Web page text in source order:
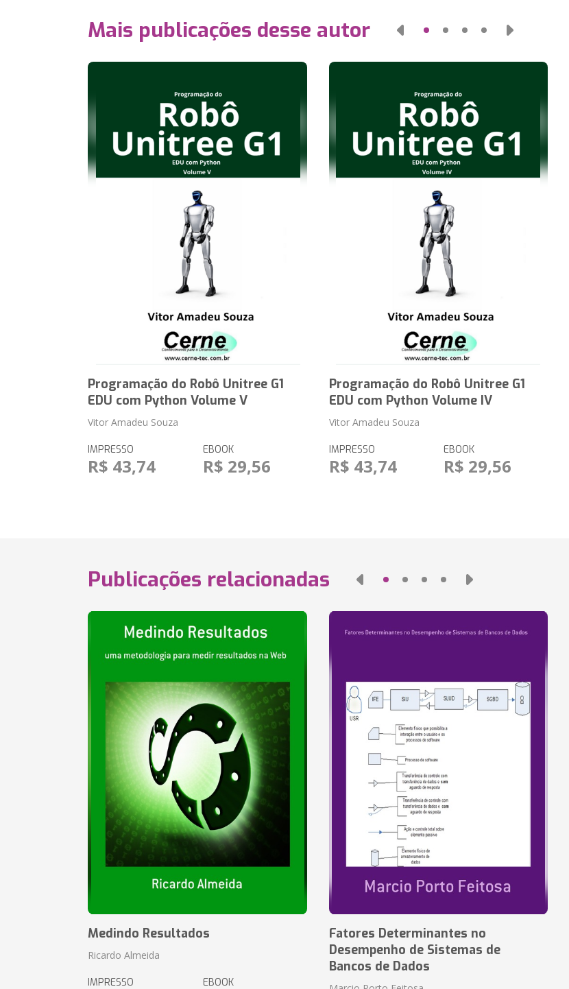
Mais publicações desse autor
Programação do Robô Unitree G1
EDU com Python Volume V
Vitor Amadeu Souza
IMPRESSO
R$ 43,74
EBOOK
R$ 29,56
Programação do Robô Unitree G1
EDU com Python Volume IV
Vitor Amadeu Souza
IMPRESSO
R$ 43,74
EBOOK
R$ 29,56
Publicações relacionadas
Medindo Resultados
Ricardo Almeida
IMPRESSO EBOOK
Fatores Determinantes no
Desempenho de Sistemas de
Bancos de Dados